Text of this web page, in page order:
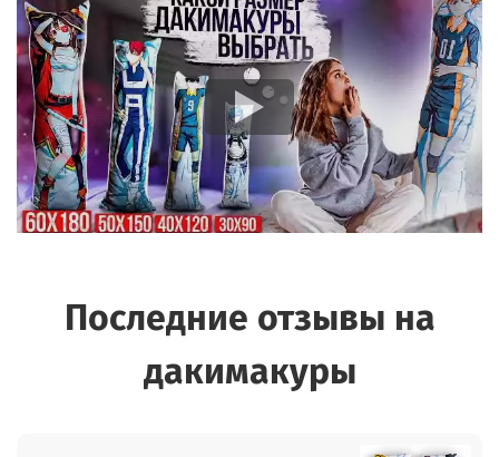
Последние отзывы на
дакимакуры